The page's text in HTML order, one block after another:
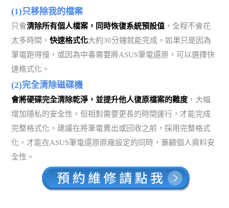
(1)只移除我的檔案
只會清除所有個人檔案，同時恢復系統預設值 ，全程不會花
太多時間，快速格式化大約30分鐘就能完成。如果只是因為
筆電跑得慢，或因為中毒需要將ASUS筆電還原，可以選擇快
速格式化。
(2)完全清除磁碟機
會將硬碟完全清除乾淨，並提升他人復原檔案的難度 ，大幅
增加隱私的安全性。但相對需要更長的時間運行，才能完成
完整格式化。建議在將筆電賣出或回收之前，採用完整格式
化，才能在ASUS筆電還原原廠設定的同時，兼顧個人資料安
全性。